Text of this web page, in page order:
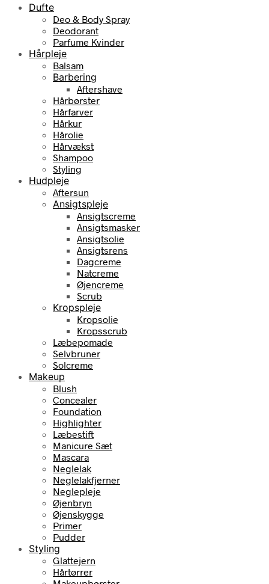
Dufte
Deo & Body Spray
Deodorant
Parfume Kvinder
Hårpleje
Balsam
Barbering
Aftershave
Hårbørster
Hårfarver
Hårkur
Hårolie
Hårvækst
Shampoo
Styling
Hudpleje
Aftersun
Ansigtspleje
Ansigtscreme
Ansigtsmasker
Ansigtsolie
Ansigtsrens
Dagcreme
Natcreme
Øjencreme
Scrub
Kropspleje
Kropsolie
Kropsscrub
Læbepomade
Selvbruner
Solcreme
Makeup
Blush
Concealer
Foundation
Highlighter
Læbestift
Manicure Sæt
Mascara
Neglelak
Neglelakfjerner
Neglepleje
Øjenbryn
Øjenskygge
Primer
Pudder
Styling
Glattejern
Hårtørrer